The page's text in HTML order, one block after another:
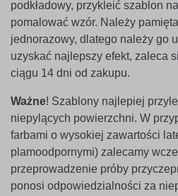
podkładowy, przykleić szablon
pomalować wzór. Należy
jednorazowy, dlatego należy go
uzyskać najlepszy efekt, zaleca
ciągu 14 dni od zakupu.
Ważne! Szablony najlepiej
niepylących powierzchni. W
farbami o wysokiej zawartości
plamoodpornymi) zalecamy
przeprowadzenie próby
ponosi odpowiedzialności za